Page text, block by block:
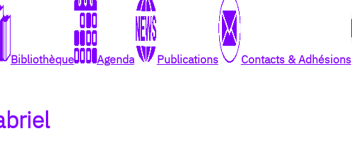
Bibliothèque Agenda Publications Contacts & Adhésions